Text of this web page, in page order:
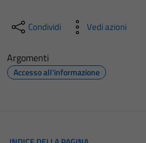
Condividi Vedi azioni
Argomenti
Accesso all'informazione